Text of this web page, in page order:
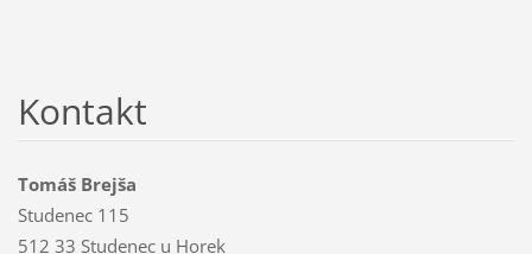
Kontakt
Tomáš Brejša
Studenec 115
512 33 Studenec u Horek